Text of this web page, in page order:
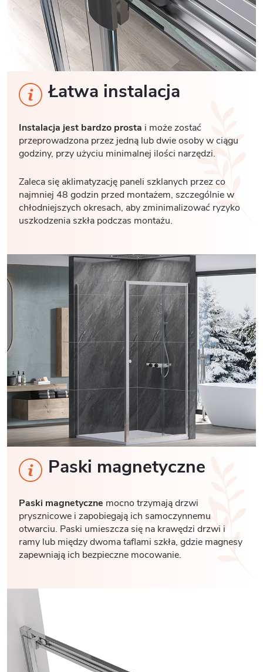
Łatwa instalacja
Instalacja jest bardzo prosta i może zostać
przeprowadzona przez jedną lub dwie osoby w ciągu
godziny, przy użyciu minimalnej ilości narzędzi.
Zaleca się aklimatyzację paneli szklanych przez co
najmniej 48 godzin przed montażem, szczególnie w
chłodniejszych okresach, aby zminimalizować ryzyko
uszkodzenia szkła podczas montażu.
Paski magnetyczne
Paski magnetyczne mocno trzymają drzwi
prysznicowe i zapobiegają ich samoczynnemu
otwarciu. Paski umieszcza się na krawędzi drzwi i
ramy lub między dwoma taflami szkła, gdzie magnesy
zapewniają ich bezpieczne mocowanie.